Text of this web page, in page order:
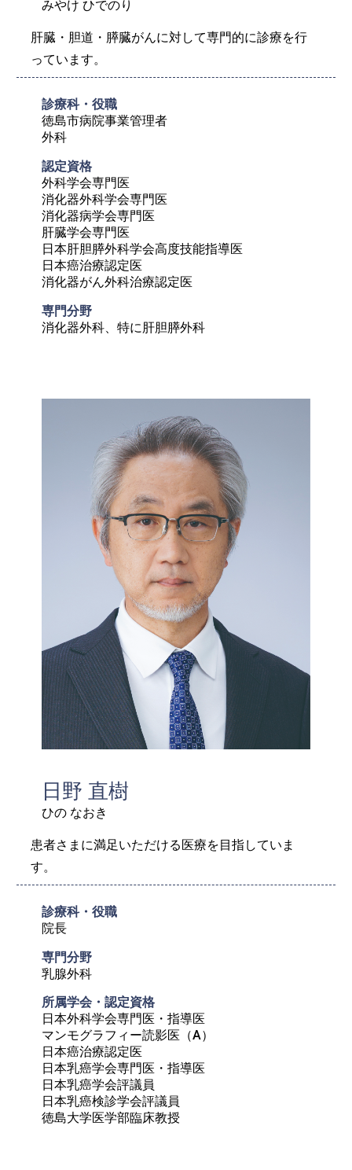
みやけ ひでのり
肝臓・胆道・膵臓がんに対して専門的に診療を行
っています。
診療科・役職
徳島市病院事業管理者
外科
認定資格
外科学会専門医
消化器外科学会専門医
消化器病学会専門医
肝臓学会専門医
日本肝胆膵外科学会高度技能指導医
日本癌治療認定医
消化器がん外科治療認定医
専門分野
消化器外科、特に肝胆膵外科
日野 直樹
ひの なおき
患者さまに満足いただける医療を目指していま
す。
診療科・役職
院長
専門分野
乳腺外科
所属学会・認定資格
日本外科学会専門医・指導医
マンモグラフィー読影医（A）
日本癌治療認定医
日本乳癌学会専門医・指導医
日本乳癌学会評議員
日本乳癌検診学会評議員
徳島大学医学部臨床教授